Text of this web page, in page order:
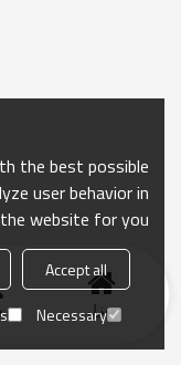
منزل
the best possible
user behavior in
website for you.
Accept all
Necessary